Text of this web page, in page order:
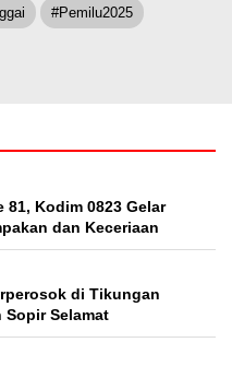
#Pemilu2025
81, Kodim 0823 Gelar
dan Keceriaan
di Tikungan
Sopir Selamat